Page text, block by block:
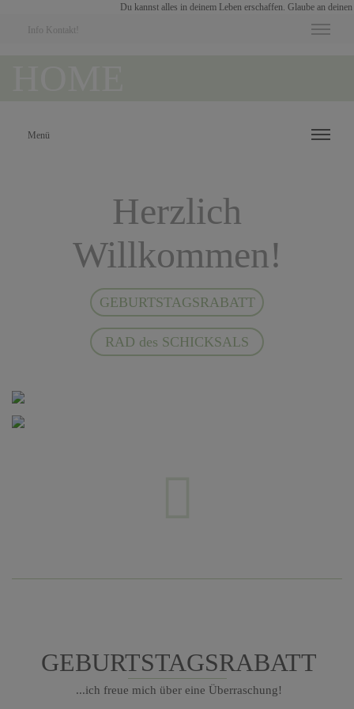
Du kannst alles in deinem Leben erschaffen. Glaube an
Info Kontakt!
Menü
Herzlich
Willkommen!
GEBURTSTAGSRABATT
RAD des SCHICKSALS
GEBURTSTAGSRABATT
...ich freue mich über eine Überraschung!